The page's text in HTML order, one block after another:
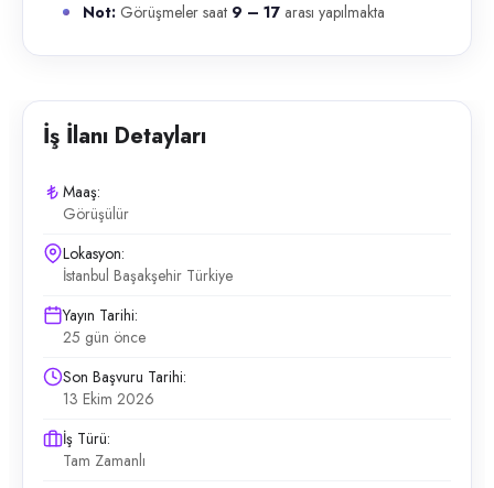
Not: Görüşmeler saat 9 – 17 arası yapılmakta
İş İlanı Detayları
Maaş:
Görüşülür
Lokasyon:
İstanbul Başakşehir Türkiye
Yayın Tarihi:
25 gün önce
Son Başvuru Tarihi:
13 Ekim 2026
İş Türü:
Tam Zamanlı